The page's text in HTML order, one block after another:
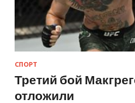
СПОРТ
Третий бой
отложили